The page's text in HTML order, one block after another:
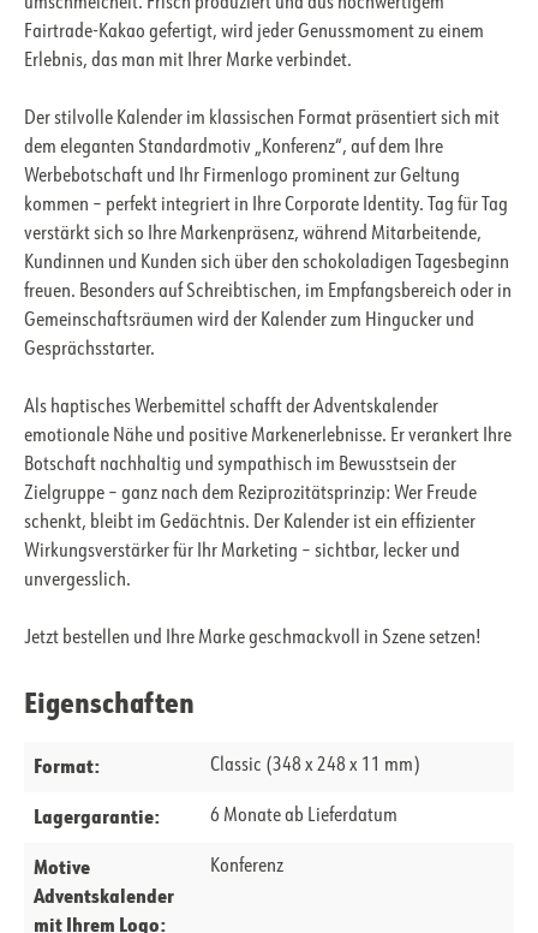
umschmeichelt. Frisch produziert und aus hochwertigem
Fairtrade-Kakao gefertigt, wird jeder Genussmoment zu einem
Erlebnis, das man mit Ihrer Marke verbindet.
Der stilvolle Kalender im klassischen Format präsentiert sich mit
dem eleganten Standardmotiv „Konferenz“, auf dem Ihre
Werbebotschaft und Ihr Firmenlogo prominent zur Geltung
kommen – perfekt integriert in Ihre Corporate Identity. Tag für Tag
verstärkt sich so Ihre Markenpräsenz, während Mitarbeitende,
Kundinnen und Kunden sich über den schokoladigen Tagesbeginn
freuen. Besonders auf Schreibtischen, im Empfangsbereich oder in
Gemeinschaftsräumen wird der Kalender zum Hingucker und
Gesprächsstarter.
Als haptisches Werbemittel schafft der Adventskalender
emotionale Nähe und positive Markenerlebnisse. Er verankert Ihre
Botschaft nachhaltig und sympathisch im Bewusstsein der
Zielgruppe – ganz nach dem Reziprozitätsprinzip: Wer Freude
schenkt, bleibt im Gedächtnis. Der Kalender ist ein effizienter
Wirkungsverstärker für Ihr Marketing – sichtbar, lecker und
unvergesslich.
Jetzt bestellen und Ihre Marke geschmackvoll in Szene setzen!
Eigenschaften
Format: Classic (348 x 248 x 11 mm)
Lagergarantie: 6 Monate ab Lieferdatum
Motive
Adventskalender
mit Ihrem Logo:
Konferenz